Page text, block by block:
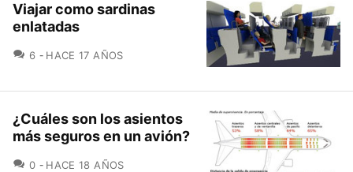
Viajar como sardinas
enlatadas
6 COMENTARIOS
HACE 17 AÑOS
¿Cuáles son los asientos
más seguros en un avión?
0 COMENTARIOS
HACE 18 AÑOS